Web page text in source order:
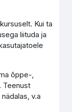
Kui ta
liituda ja
õppe-,
Teenust
v.a